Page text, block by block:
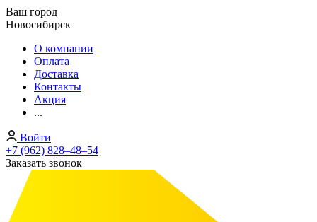
Ваш город
Новосибирск
О компании
Оплата
Доставка
Контакты
Акция
...
Войти
+7 (962) 828‒48‒54
Заказать звонок